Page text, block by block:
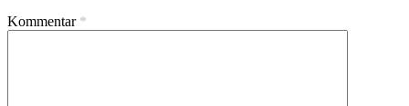
Kommentar *